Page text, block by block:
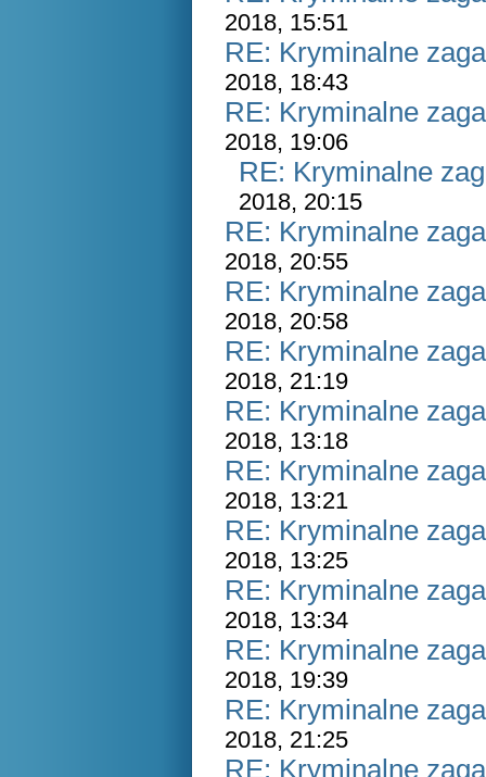
2018, 15:51
RE: Kryminalne
2018, 18:43
RE: Kryminalne
2018, 19:06
RE: Kryminalne
2018, 20:15
RE: Kryminalne
2018, 20:55
RE: Kryminalne
2018, 20:58
RE: Kryminalne
2018, 21:19
RE: Kryminalne
2018, 13:18
RE: Kryminalne
2018, 13:21
RE: Kryminalne
2018, 13:25
RE: Kryminalne
2018, 13:34
RE: Kryminalne
2018, 19:39
RE: Kryminalne
2018, 21:25
RE: Kryminalne